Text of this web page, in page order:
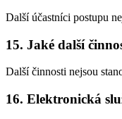
Další účastníci postupu
15. Jaké další
Další činnosti nejsou
16. Elektronická